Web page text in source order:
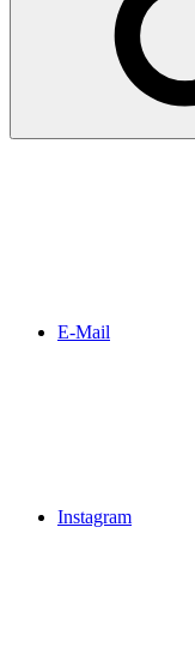
E-Mail
Instagram